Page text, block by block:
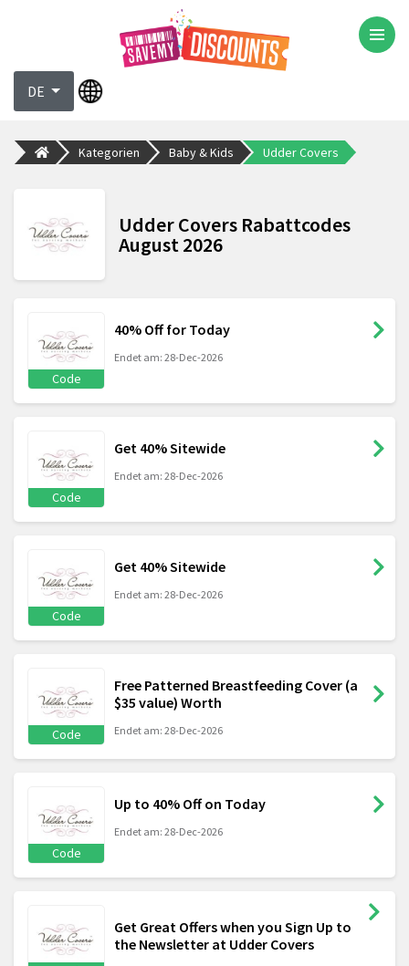
DE
Kategorien Baby & Kids Udder Covers
Udder Covers Rabattcodes
August 2026
Code
40% Off for Today
Endet am: 28-Dec-2026
Code
Get 40% Sitewide
Endet am: 28-Dec-2026
Code
Get 40% Sitewide
Endet am: 28-Dec-2026
Code
Free Patterned Breastfeeding Cover (a
$35 value) Worth
Endet am: 28-Dec-2026
Code
Up to 40% Off on Today
Endet am: 28-Dec-2026
Get Great Offers when you Sign Up to
the Newsletter at Udder Covers